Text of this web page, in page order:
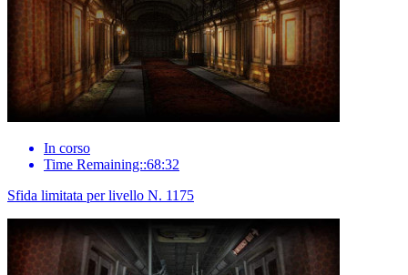
In corso
Time Remaining::68:32
Sfida limitata per livello N. 1175